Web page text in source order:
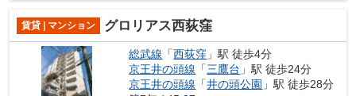
賃貸 | マンション グロリアス西荻窪
総武線 「西荻窪 」駅 徒歩4分
京王井の頭線 「三鷹台 」駅 徒歩24分
京王井の頭線 「井の頭公園 」駅 徒歩28分